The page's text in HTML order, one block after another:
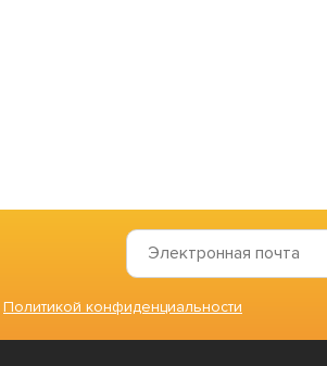
Политикой конфиденциальности